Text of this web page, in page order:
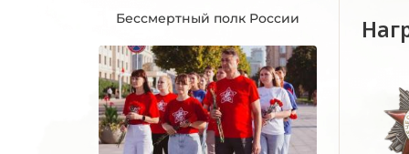
Бессмертный полк России